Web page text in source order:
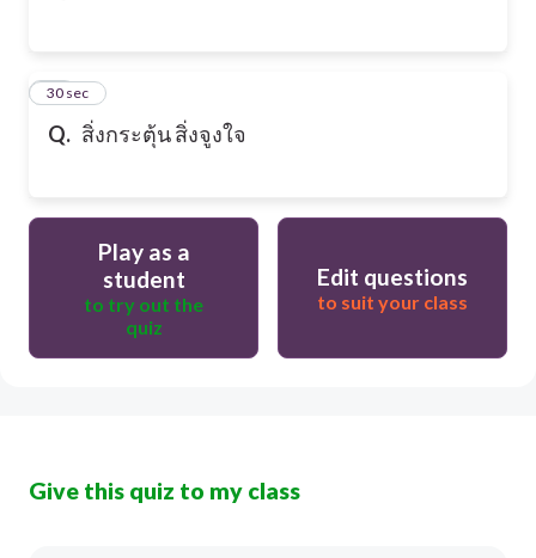
Q. สิ่งกระตุ้น สิ่งจูงใจ
30
30 sec
Play as a
student
to try out the
quiz
Edit questions
to suit your class
Give this quiz to my class